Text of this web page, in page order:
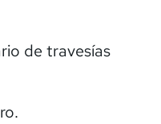
de travesías